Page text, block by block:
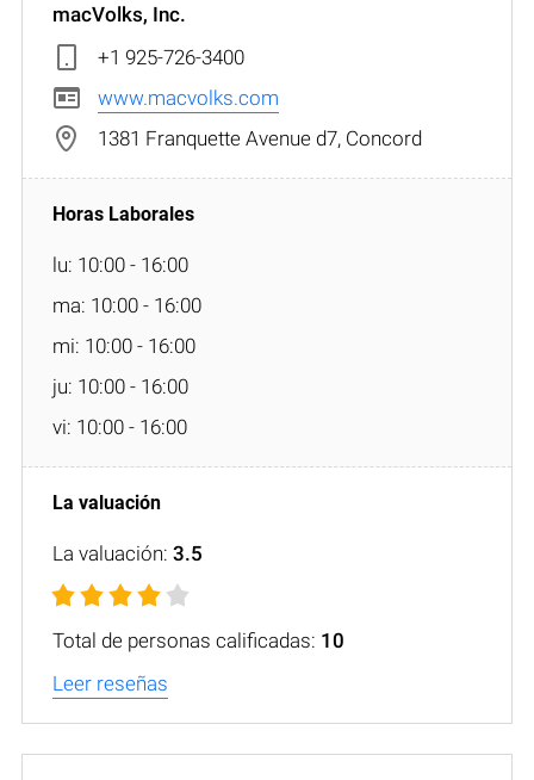
macVolks, Inc.
+1 925-726-3400
www.macvolks.com
1381 Franquette Avenue d7, Concord
lu: 10:00 - 16:00
ma: 10:00 - 16:00
mi: 10:00 - 16:00
ju: 10:00 - 16:00
vi: 10:00 - 16:00
La valuación: 3.5
Total de personas calificadas: 10
Leer reseñas